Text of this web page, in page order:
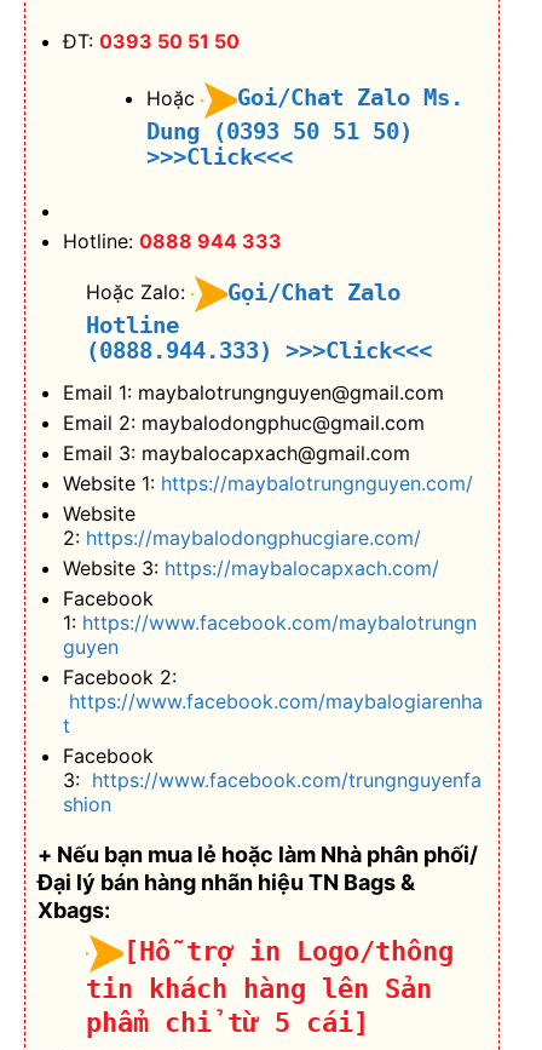
ĐT: 0393 50 51 50
Hoặc
Goi/Chat Zalo Ms.
Dung (0393 50 51 50)
>>>Click<<<
Hotline: 0888 944 333
Hoặc Zalo:
Gọi/Chat Zalo
Hotline
(0888.944.333)
>>>Click<<<
Email 1: maybalotrungnguyen@gmail.com
Email 2: maybalodongphuc@gmail.com
Email 3: maybalocapxach@gmail.com
Website 1: https://maybalotrungnguyen.com/
Website
2: https://maybalodongphucgiare.com/
Website 3: https://maybalocapxach.com/
Facebook
1: https://www.facebook.com/maybalotrungn
guyen
Facebook 2:
https://www.facebook.com/maybalogiarenha
t
Facebook
3: https://www.facebook.com/trungnguyenfa
shion
+ Nếu bạn mua lẻ hoặc làm Nhà phân phối/
Đại lý bán hàng nhãn hiệu TN Bags &
Xbags:
[Hỗ trợ in Logo/thông
tin khách hàng lên Sản
phẩm chỉ từ 5 cái]